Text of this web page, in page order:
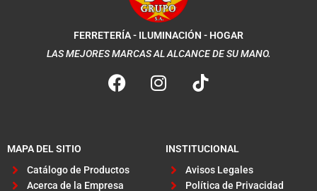
FERRETERÍA - ILUMINACIÓN - HOGAR
LAS MEJORES MARCAS AL ALCANCE DE SU MANO.
F
a
o
I
n
a
MAPA DEL SITIO
Catálogo de Productos
Acerca de la Empresa
INSTITUCIONAL
Avisos Legales
Política de Privacidad